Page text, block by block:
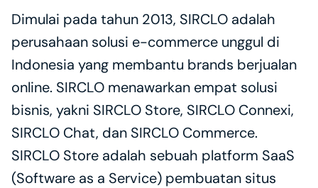
Dimulai pada tahun 2013, SIRCLO adalah
perusahaan solusi e-commerce unggul di
Indonesia yang membantu brands berjualan
online. SIRCLO menawarkan empat solusi
bisnis, yakni SIRCLO Store, SIRCLO Connexi,
SIRCLO Chat, dan SIRCLO Commerce.
SIRCLO Store adalah sebuah platform SaaS
(Software as a Service) pembuatan situs